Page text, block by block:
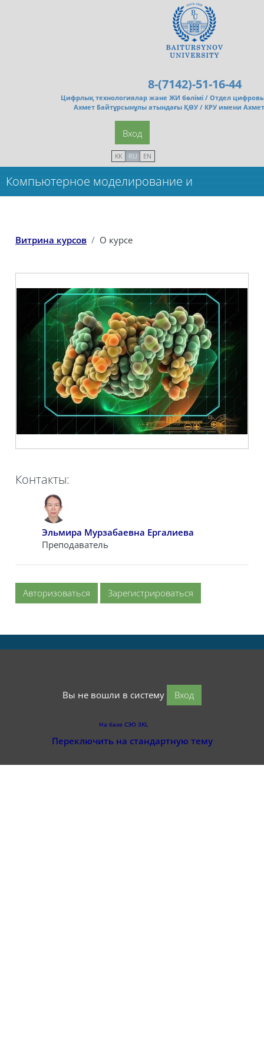
8-(7142)-51-16-44
Цифрлық технологиялар және ЖИ бөлімі / Отдел
Ахмет Байтұрсынұлы атындағы ҚӨУ / КРУ имени
Вход
KK RU EN
Компьютерное моделирование и
активности соединений_(5кр) _маг
Витрина курсов О курсе
Контакты:
Эльмира Мурзабаевна Ергалиева
Преподаватель
Авторизоваться Зарегистрироваться
Вы не вошли в систему Вход
На базе СЭО 3KL
Переключить на стандартную тему